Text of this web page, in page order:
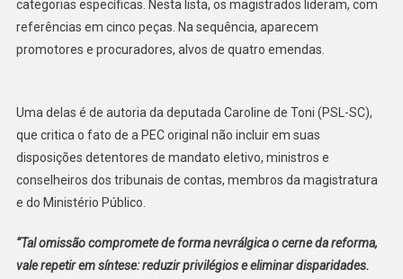
categorias específicas. Nesta lista, os magistrados lideram, com
referências em cinco peças. Na sequência, aparecem
promotores e procuradores, alvos de quatro emendas.
Uma delas é de autoria da deputada Caroline de Toni (PSL-SC),
que critica o fato de a PEC original não incluir em suas
disposições detentores de mandato eletivo, ministros e
conselheiros dos tribunais de contas, membros da magistratura
e do Ministério Público.
“Tal omissão compromete de forma nevrálgica o cerne da reforma,
vale repetir em síntese: reduzir privilégios e eliminar disparidades.